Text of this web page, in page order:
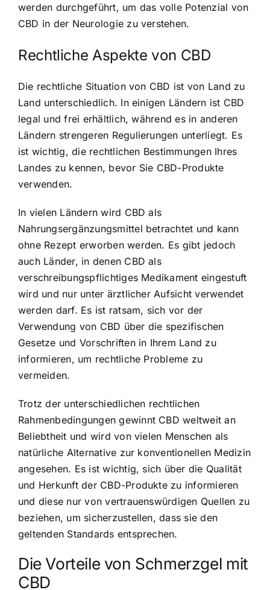
werden durchgeführt, um das volle Potenzial von
CBD in der Neurologie zu verstehen.
Rechtliche Aspekte von CBD
Die rechtliche Situation von CBD ist von Land zu
Land unterschiedlich. In einigen Ländern ist CBD
legal und frei erhältlich, während es in anderen
Ländern strengeren Regulierungen unterliegt. Es
ist wichtig, die rechtlichen Bestimmungen Ihres
Landes zu kennen, bevor Sie CBD-Produkte
verwenden.
In vielen Ländern wird CBD als
Nahrungsergänzungsmittel betrachtet und kann
ohne Rezept erworben werden. Es gibt jedoch
auch Länder, in denen CBD als
verschreibungspflichtiges Medikament eingestuft
wird und nur unter ärztlicher Aufsicht verwendet
werden darf. Es ist ratsam, sich vor der
Verwendung von CBD über die spezifischen
Gesetze und Vorschriften in Ihrem Land zu
informieren, um rechtliche Probleme zu
vermeiden.
Trotz der unterschiedlichen rechtlichen
Rahmenbedingungen gewinnt CBD weltweit an
Beliebtheit und wird von vielen Menschen als
natürliche Alternative zur konventionellen Medizin
angesehen. Es ist wichtig, sich über die Qualität
und Herkunft der CBD-Produkte zu informieren
und diese nur von vertrauenswürdigen Quellen zu
beziehen, um sicherzustellen, dass sie den
geltenden Standards entsprechen.
Die Vorteile von Schmerzgel mit
CBD